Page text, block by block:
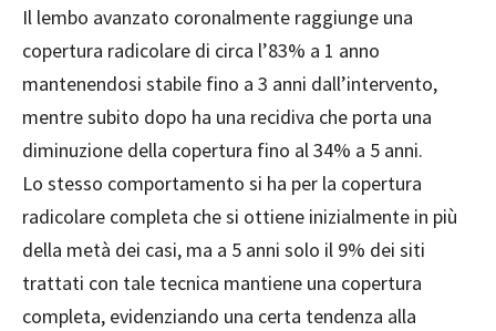
Il lembo avanzato coronalmente raggiunge una
copertura radicolare di circa l’83% a 1 anno
mantenendosi stabile fino a 3 anni dall’intervento,
mentre subito dopo ha una recidiva che porta una
diminuzione della copertura fino al 34% a 5 anni.
Lo stesso comportamento si ha per la copertura
radicolare completa che si ottiene inizialmente in più
della metà dei casi, ma a 5 anni solo il 9% dei siti
trattati con tale tecnica mantiene una copertura
completa, evidenziando una certa tendenza alla